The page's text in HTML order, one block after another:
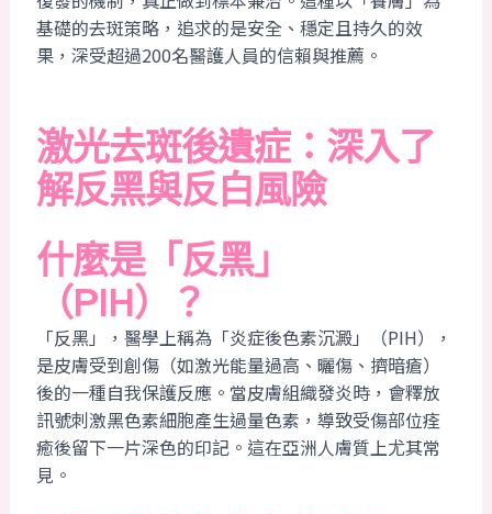
基礎的去斑策略，追求的是安全、穩定且持久的效
果，深受超過200名醫護人員的信賴與推薦。
激光去斑後遺症：深入了
解反黑與反白風險
什麼是「反黑」
（PIH）？
「反黑」，醫學上稱為「炎症後色素沉澱」（PIH），
是皮膚受到創傷（如激光能量過高、曬傷、擠暗瘡）
後的一種自我保護反應。當皮膚組織發炎時，會釋放
訊號刺激黑色素細胞產生過量色素，導致受傷部位痊
癒後留下一片深色的印記。這在亞洲人膚質上尤其常
見。